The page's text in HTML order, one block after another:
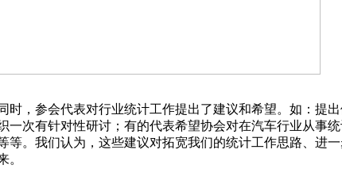
，参会代表对行业统计工作提出了建议和希望。如：提
一次有针对性研讨；有的代表希望协会对在汽车行业从事
等。我们认为，这些建议对拓宽我们的统计工作思路、进
。